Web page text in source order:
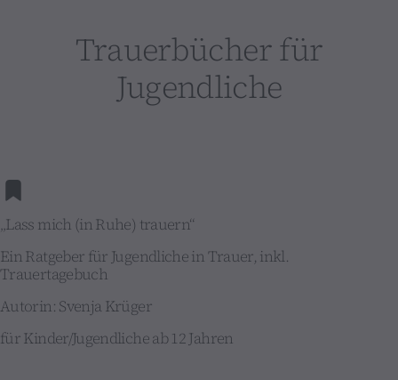
Trauerbücher für
Jugendliche
„Lass mich (in Ruhe) trauern“
Ein Ratgeber für Jugendliche in Trauer, inkl.
Trauertagebuch
Autorin: Svenja Krüger
für Kinder/Jugendliche ab 12 Jahren